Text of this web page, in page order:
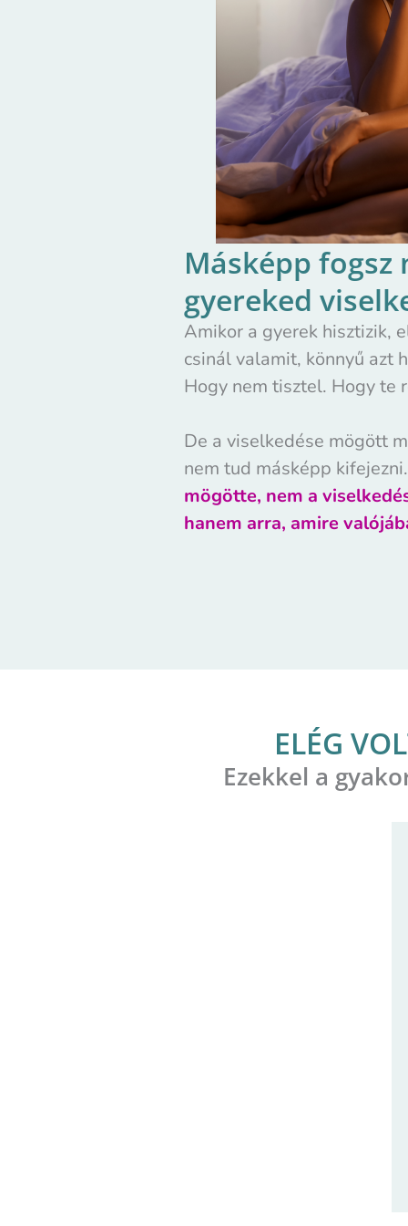
Másképp fogsz
gyereked
Amikor a gyerek hisztizik,
csinál valamit, könnyű azt
Hogy nem tisztel. Hogy te
De a viselkedése mögött
nem tud másképp kifejezni.
mögötte, nem a
hanem arra, amire
ELÉG
Ezekkel a